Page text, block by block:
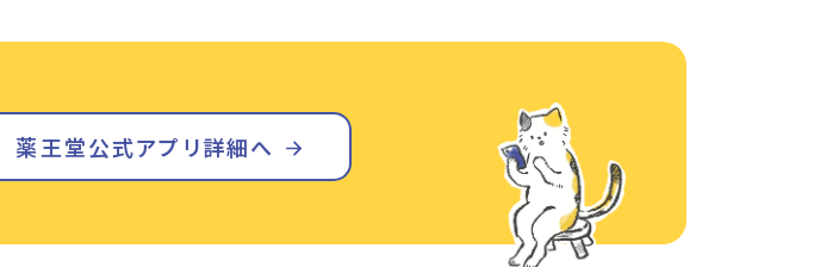
薬王堂公式アプリ詳細へ